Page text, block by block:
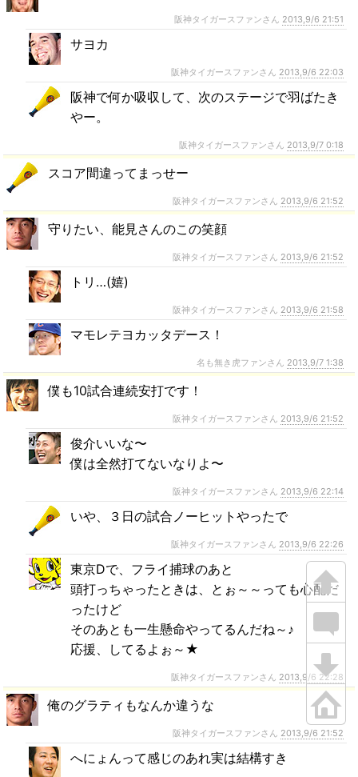
阪神タイガースファンさん 2013,9/6 21:51
サヨカ
阪神タイガースファンさん 2013,9/6 22:03
阪神で何か吸収して、次のステージで羽ばたき
やー。
阪神タイガースファンさん 2013,9/7 0:18
スコア間違ってまっせー
阪神タイガースファンさん 2013,9/6 21:52
守りたい、能見さんのこの笑顔
阪神タイガースファンさん 2013,9/6 21:52
トリ…(嬉)
阪神タイガースファンさん 2013,9/6 21:58
マモレテヨカッタデース！
名も無き虎ファンさん 2013,9/7 1:38
僕も10試合連続安打です！
阪神タイガースファンさん 2013,9/6 21:52
俊介いいな〜
僕は全然打てないなりよ〜
阪神タイガースファンさん 2013,9/6 22:14
いや、３日の試合ノーヒットやったで
阪神タイガースファンさん 2013,9/6 22:26
東京Dで、フライ捕球のあと
頭打っちゃったときは、とぉ～～っても心配だ
ったけど
そのあとも一生懸命やってるんだね～♪
応援、してるよぉ～★
阪神タイガースファンさん 2013,9/6 22:28
俺のグラティもなんか違うな
阪神タイガースファンさん 2013,9/6 21:52
へにょんって感じのあれ実は結構すき